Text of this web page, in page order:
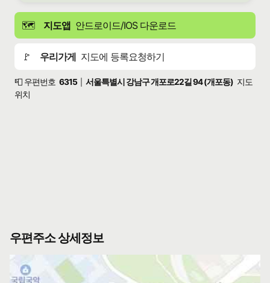
🗺️ 지도앱 안드로이드/IOS 다운로드
🚩 우리가게 지도에 등록요청하기
📮 우편번호 6315 서울특별시 강남구 개포로22길 94 (개포동) 지도
위치
우편주소 상세정보